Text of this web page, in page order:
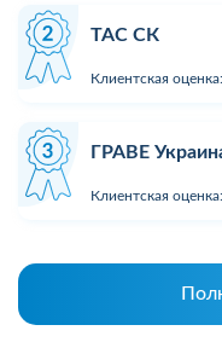
ТАС СК
Клиентская оценка:
ГРАВЕ
Клиентская оценка: